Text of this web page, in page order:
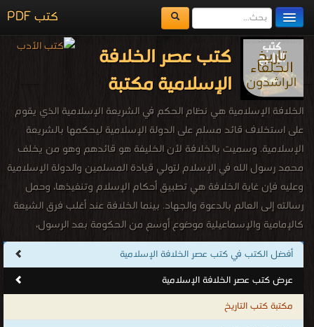
كتب PDF
مكتبة الكتب
المكتبات
يُقرأ حالياً
الفهرس
اضف كتاب
كتب عصر الخلافة
الإسلامية مكتبة
الخلافة الإسلامية هي نظام الحكم في الشريعة الإسلامية الذي يقوم
على استخلاف قائد مسلم على الدولة الإسلامية ليحكمها بالشريعة
الإسلامية. وسميت بالخلافة لأن الخليفة هو قائدهم وهو من يخلف
محمد رسول الله في الإسلام لتولي قيادة المسلمين والدولة الإسلامية
وعليه فإن غاية الخلافة هي تطبيق أحكام الإسلام وتنفيذها، وحمل
رسالته إلى العالم بالدعوة والجهاد. بينما الخلافة عند أغلب فرق الشيعة
كالإمامية والإسماعيلية موضوع أوسع من الحكومة بعد الرسول،
فالخلافة عندهم إمامة والخليفة إمام، وهي بذلك امتداد للنبوة، وكلام
الإمام وفعله وإقراره حجة ويجب الأخذ به، حيث اتفق علماؤهم على أن
الإمام يساوي النبي في العصمة والإطلاع على حقائق الحق في كل الأمور
إلا أنه لا يتنزل عليه الوحي وإنما يتلقى ذلك من النبي. فالخليفة عند
السنة يخلف بتعيينه حاكماً على الأمة، وعند الشيعة هو الإمام ولا
أفضل الكتب في كتب عصر الخلافة الإسلامية
عرض كتب عصر الخلافة الإسلامية
مكتبة كتب التاريخ